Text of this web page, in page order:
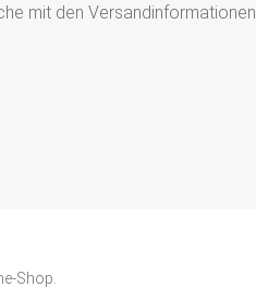
mit den Versandinformationen.
Shop.